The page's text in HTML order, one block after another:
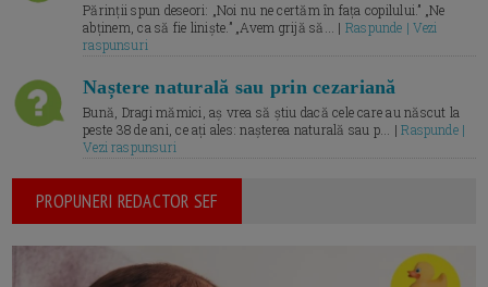
Părinții spun deseori: „Noi nu ne certăm în fața copilului.” „Ne
abținem, ca să fie liniște.” „Avem grijă să... | Raspunde | Vezi
raspunsuri
Naștere naturală sau prin cezariană
Bună, Dragi mămici, aș vrea să știu dacă cele care au născut la
peste 38 de ani, ce ați ales: nașterea naturală sau p... |Raspunde |
Vezi raspunsuri
PROPUNERI REDACTOR SEF